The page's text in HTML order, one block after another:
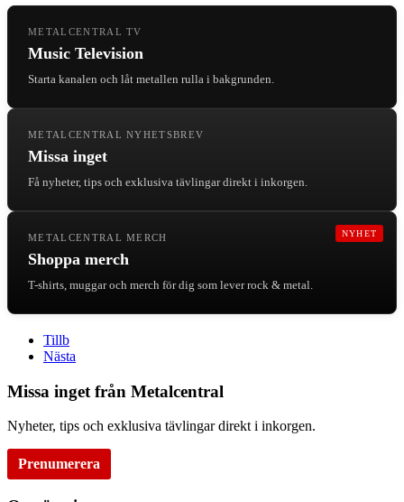
METALCENTRAL TV
Music Television
Starta kanalen och låt metallen rulla i bakgrunden.
METALCENTRAL NYHETSBREV
Missa inget
Få nyheter, tips och exklusiva tävlingar direkt i inkorgen.
NYHET
METALCENTRAL MERCH
Shoppa merch
T-shirts, muggar och merch för dig som lever rock & metal.
Tillb
Nästa
Missa inget från Metalcentral
Nyheter, tips och exklusiva tävlingar direkt i inkorgen.
Prenumerera